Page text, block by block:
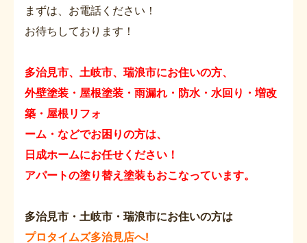
まずは、お電話ください！
お待ちしております！
多治見市、土岐市、瑞浪市にお住いの方、
外壁塗装・屋根塗装・雨漏れ・防水・水回り・増改
築・屋根リフォ
ーム・などでお困りの方は、
日成ホームにお任せください！
アパートの塗り替え塗装もおこなっています。
多治見市・土岐市・瑞浪市にお住いの方は
プロタイムズ多治見店へ!